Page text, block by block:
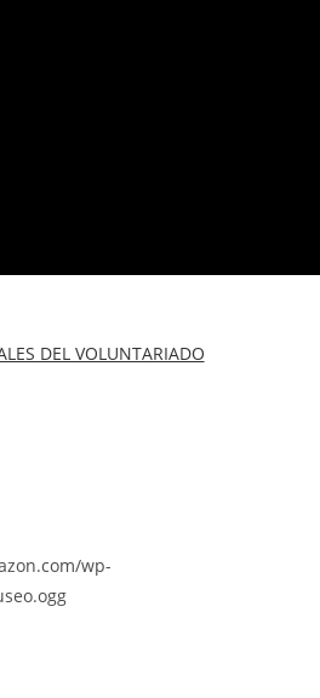
DEL VOLUNTARIADO
wp-